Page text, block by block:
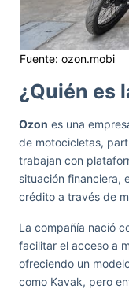
Fuente: ozon.mobi
¿Quién es
Ozon es una
de motocicletas,
trabajan con
situación financiera,
crédito a través de
La compañía nació
facilitar el acceso a
ofreciendo un
como Kavak, pero